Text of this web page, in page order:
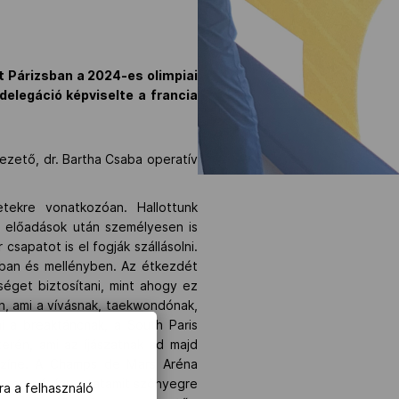
a 2024-es olimpiai
képviselte a francia
dr. Bartha Csaba operatív
vonatkozóan. Hallottunk
után személyesen is
is el fogják szállásolni.
és mellényben. Az étkezdét
biztosítani, mint ahogy ez
ami a vívásnak, taekwondónak,
breaktáncnak, a South Paris
ami az íjászatnak ad majd
A Champs de Mars Aréna
így a tatamit szőnyegre
a felhasználó